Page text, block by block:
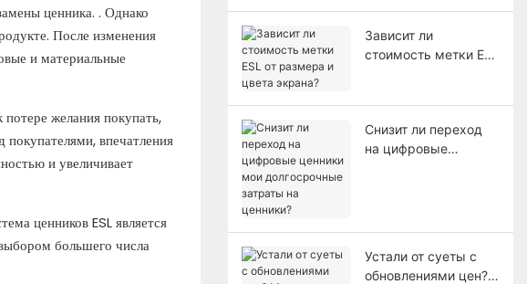
ценника. . Однако
После изменения
и материальные
желания покупать,
впечатления
и увеличивает
ценников ESL является
большего числа
Зависит ли
стоимость метки ESL
Снизит ли переход
на цифровые
Устали от суеты с
обновлениями цен?